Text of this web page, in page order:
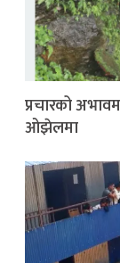
प्रचारको
ओझेलमा